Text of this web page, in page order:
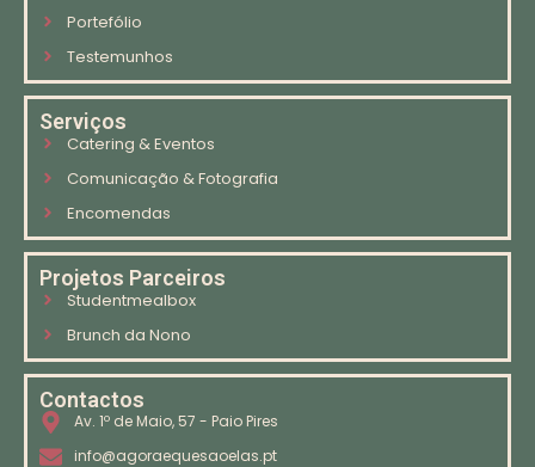
Portefólio
Testemunhos
Serviços
Catering & Eventos
Comunicação & Fotografia
Encomendas
Projetos Parceiros
Studentmealbox
Brunch da Nono
Contactos
Av. 1º de Maio, 57 - Paio Pires
info@agoraequesaoelas.pt